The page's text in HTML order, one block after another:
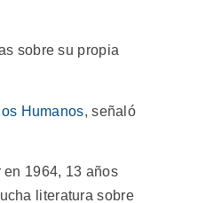
sobre su propia
Humanos, señaló
1964, 13 años
literatura sobre